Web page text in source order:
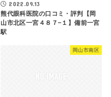
2022.09.13
熊代眼科医院の口コミ・評判【岡
山市北区一宮４８７−１】備前一宮
駅
岡山市南区